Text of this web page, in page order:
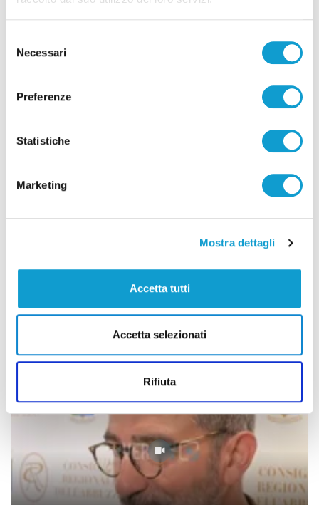
delNecessari
Preferenze
Statistiche
Marketing
Mostra dettagli
Accetta tutti
Accetta selezionati
Rifiuta
bilancio